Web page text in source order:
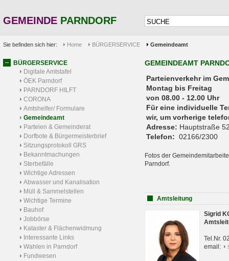
GEMEINDE PARNDORF
Sie befinden sich hier: Home BÜRGERSERVICE Gemeindeamt
BÜRGERSERVICE
Digitale Amtstafel
ÖEK Parndorf
PARNDORF HILFT
CORONA
Amtshelfer/ Formulare
Gemeindeamt
Parteien & Gemeinderat
Dorfbote & Bürgermeisterbrief
Sitzungsprotokoll GRS
Bekanntmachungen
Sterbefälle
Wichtige Adressen
Abwasser und Kanalisation
Müll & Sammelstellen
Wichtige Termine
Bauhof
Jobbörse
Kataster & Flächenwidmung
Interessante Links
Wahlen in Parndorf
Fundwesen
GEMEINDEAMT
Parteienverkehr
Montag bis Freitag
von 08.00 - 12.00 Uhr
Für eine individuelle
wir, um vorherige
Adresse: Hauptstraße
Telefon: 02166/2300
Fotos der
Parndorf.
Amtsleitung
Sigrid
Tel.Nr.
email: